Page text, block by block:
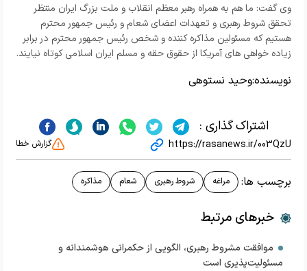
وی گفت: ما هم به همراه رهبر معظم انقلاب و ملت بزرگ ایران منتظر
تحقق شروط رهبری و تعهدات اعضای شعام و رئیس جمهور محترم
هستیم که مسئولین مذاکره کننده و شخص رئیس جمهور محترم در برابر
زیاده خواهی های آمریکا از حقوق حقه و مسلم ایران اسلامی کوتاه نیایند.
نویسنده:وحید نستوهی
اشتراک گذاری :
https://rasanews.ir/003QzU گزارش خطا
برچسب ها: مراغه شروط رهبری شعام مذاکره
خبرهای مرتبط
موافقت مشروط رهبری، الگویی از حکمرانی هوشمندانه و
مسئولیت‌پذیری است